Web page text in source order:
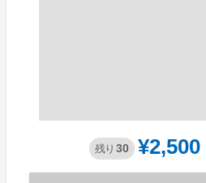
残り 30 ¥2,500